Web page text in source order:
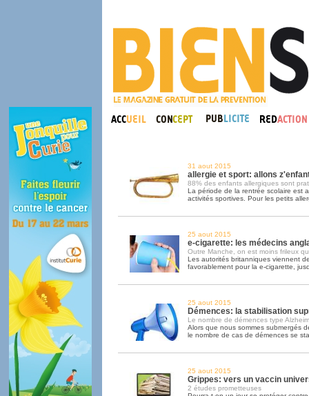
31 aout 2015
allergie et sport: allons
88% des enfants allergiques sont
La période de la rentrée scolaire est
activités sportives. Pour les petits
25 aout 2015
e-cigarette: les médecins
Outre Manche, on est moins frileux
Les autorités britanniques viennent
favorablement pour la e-cigarette,
25 aout 2015
Démences: la stabilisation
Le nombre de démences type
Alors que nous sommes submergés
le nombre de cas de démences se
25 aout 2015
Grippes: vers un vaccin
2 études prometteuses